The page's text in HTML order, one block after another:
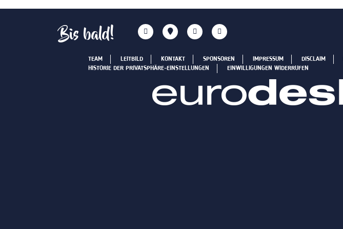
Bis bald!
TEAM LEITBILD KONTAKT SPONSOREN IMPRESSUM DISCLAIM
HISTORIE DER PRIVATSPHÄRE-EINSTELLUNGEN
EINWILLIGUNGEN WIDERRUFEN